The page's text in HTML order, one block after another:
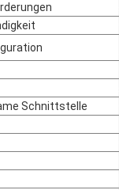
Schnittstelle